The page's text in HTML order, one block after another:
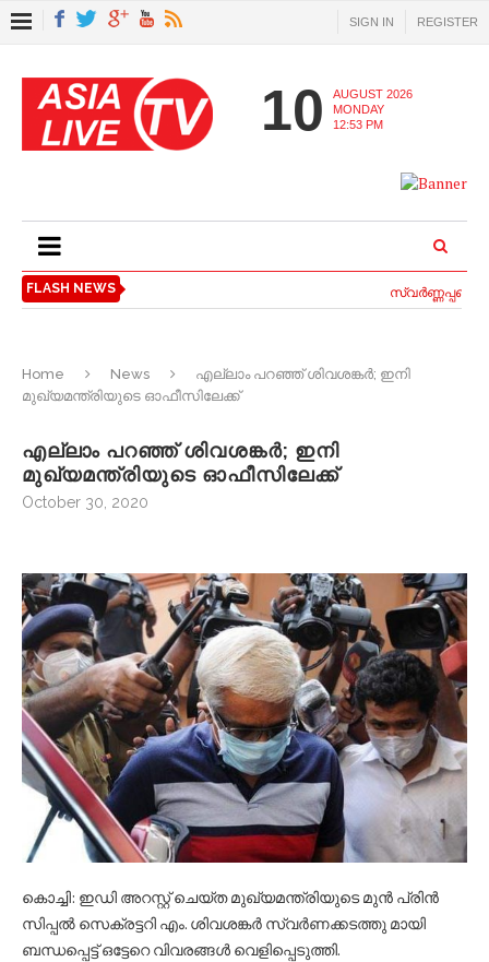
SIGN IN REGISTER
10
AUGUST 2026
MONDAY
12:53 PM
FLASH NEWS സ്വര്‍ണ്ണപ്പണയ
Home News
എല്ലാം പറഞ്ഞ് ശിവശങ്കര്‍; ഇനി
മുഖ്യമന്ത്രിയുടെ ഓഫീസിലേക്ക്
എല്ലാം പറഞ്ഞ് ശിവശങ്കര്‍; ഇനി
മുഖ്യമന്ത്രിയുടെ ഓഫീസിലേക്ക്
October 30, 2020
കൊച്ചി: ഇഡി അറസ്റ്റ് ചെയ്ത മുഖ്യമന്ത്രിയുടെ മുന്‍ പ്രിന്‍
സിപ്പല്‍ സെക്രട്ടറി എം. ശിവശങ്കര്‍ സ്വര്‍ണക്കടത്തു മായി
ബന്ധപ്പെട്ട് ഒട്ടേറെ വിവരങ്ങള്‍ വെളിപ്പെടുത്തി.